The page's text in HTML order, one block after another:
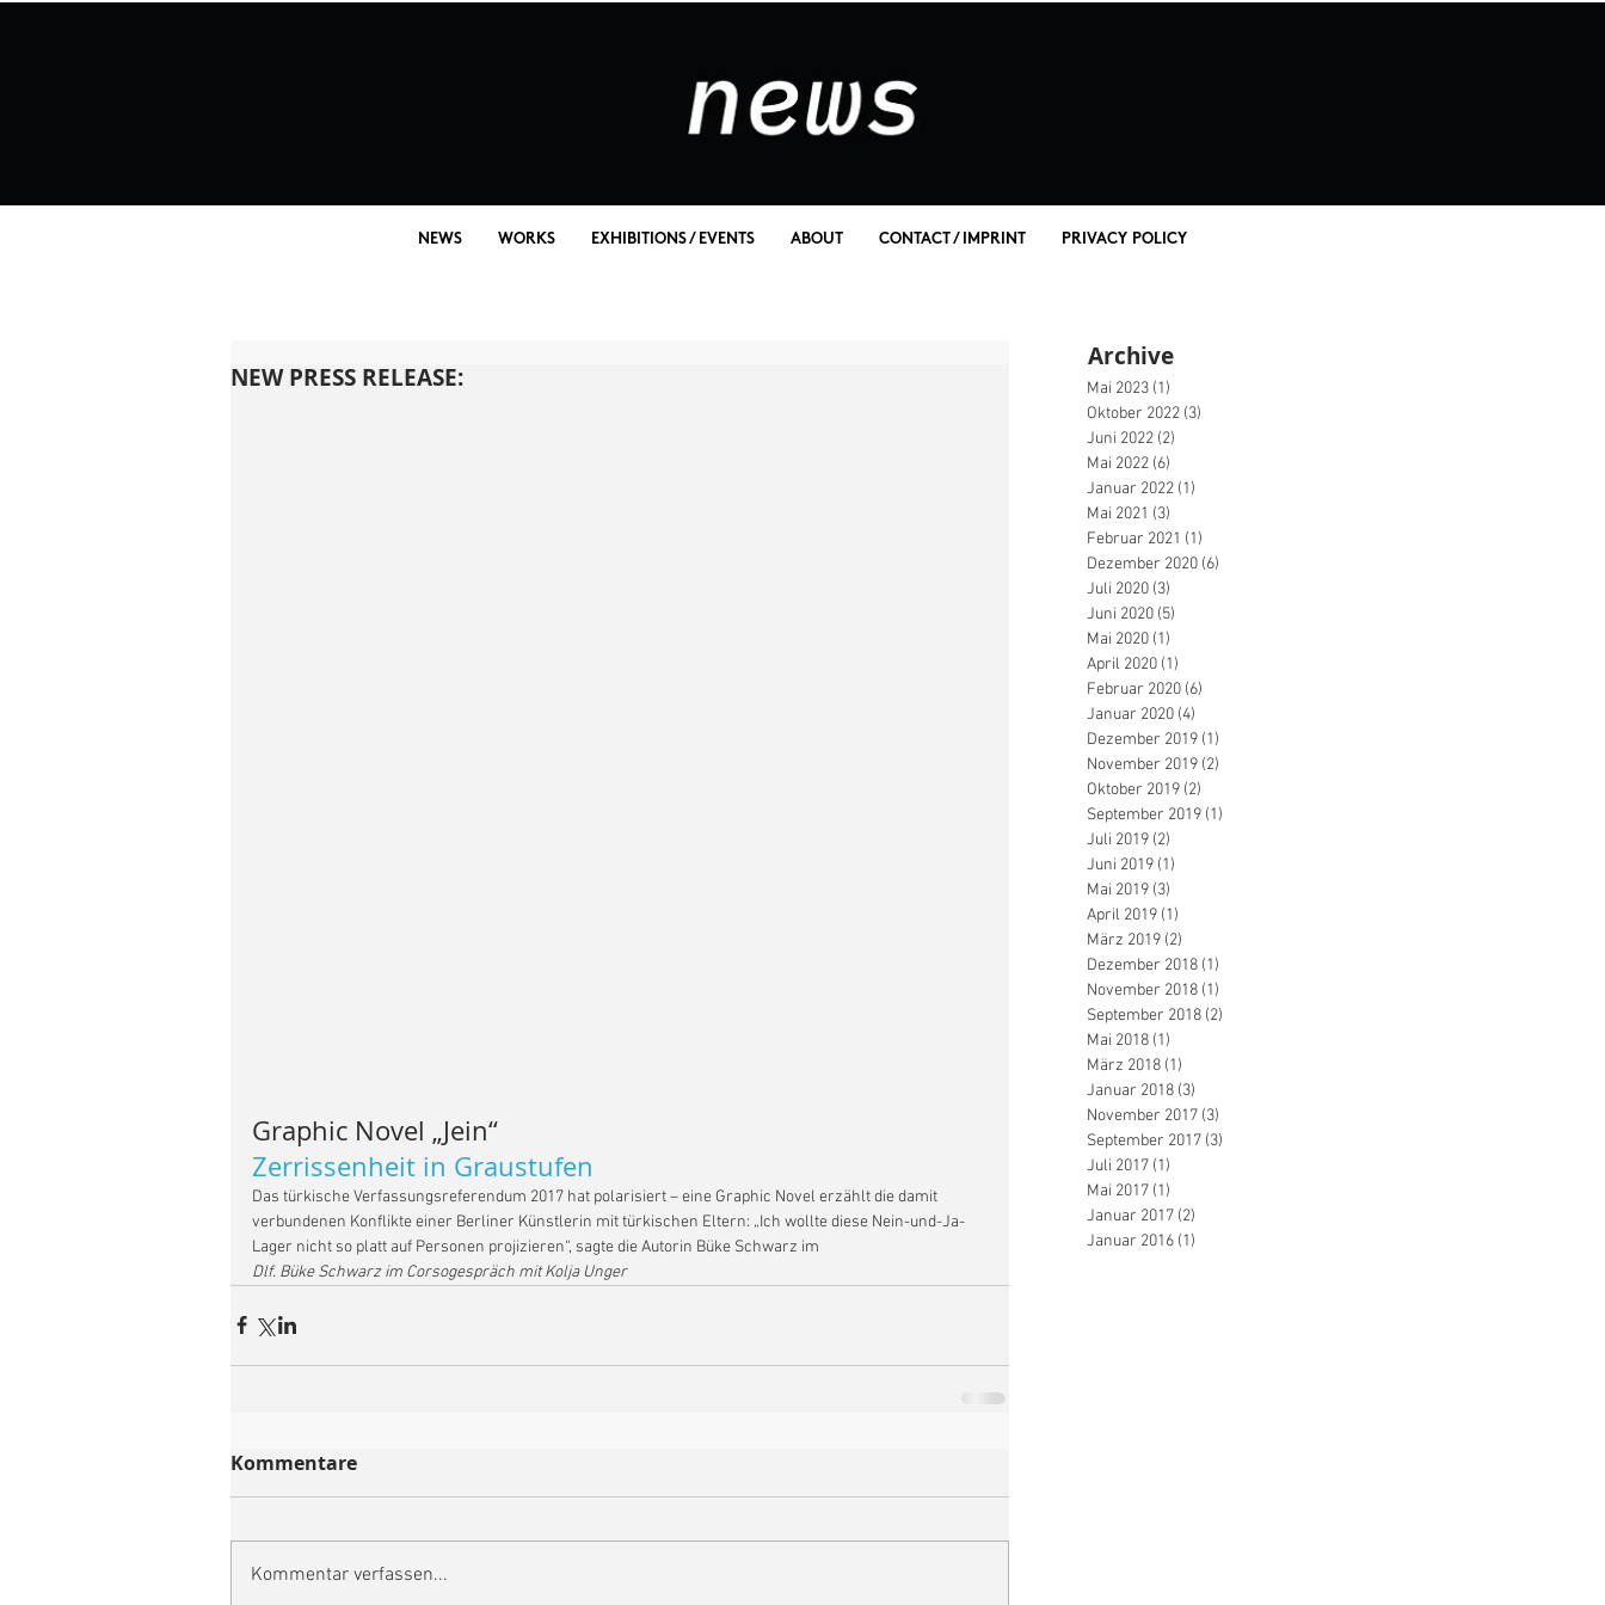
NEWS WORKS EXHIBITIONS / EVENTS ABOUT CONTACT / IMPRINT PRIVACY POLICY
NEW PRESS RELEASE:
Graphic Novel „Jein“
Zerrissenheit in Graustufen
Das türkische Verfassungsreferendum 2017 hat polarisiert – eine Graphic Novel erzählt die damit
verbundenen Konflikte einer Berliner Künstlerin mit türkischen Eltern: „Ich wollte diese Nein-und-Ja-
Lager nicht so platt auf Personen projizieren“, sagte die Autorin Büke Schwarz im
Dlf. Büke Schwarz im Corsogespräch mit Kolja Unger
Kommentare
Kommentar verfassen...
Archive
Mai 2023 (1)
Oktober 2022 (3)
Juni 2022 (2)
Mai 2022 (6)
Januar 2022 (1)
Mai 2021 (3)
Februar 2021 (1)
Dezember 2020 (6)
Juli 2020 (3)
Juni 2020 (5)
Mai 2020 (1)
April 2020 (1)
Februar 2020 (6)
Januar 2020 (4)
Dezember 2019 (1)
November 2019 (2)
Oktober 2019 (2)
September 2019 (1)
Juli 2019 (2)
Juni 2019 (1)
Mai 2019 (3)
April 2019 (1)
März 2019 (2)
Dezember 2018 (1)
November 2018 (1)
September 2018 (2)
Mai 2018 (1)
März 2018 (1)
Januar 2018 (3)
November 2017 (3)
September 2017 (3)
Juli 2017 (1)
Mai 2017 (1)
Januar 2017 (2)
Januar 2016 (1)